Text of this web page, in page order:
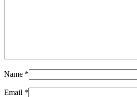
Name *
Email *